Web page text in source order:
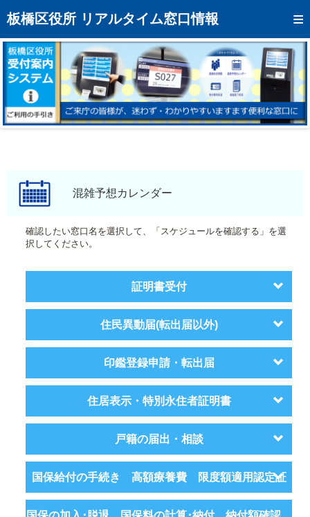
板橋区役所 リアルタイム窓口情報
トップページへ
混雑予想カレンダー
リアルタイム混雑状況
リアルタイム受付番号状況
メール通知登録
モバイルサイト
区役所フロアマップ
混雑予想カレンダー
確認したい窓口名を選択して、「スケジュールを確認する」を選
択してください。
証明書受付
住民異動届(転出届以外)
印鑑登録申請・転出届
住居表示・特別永住者証明書
戸籍の届出・相談
国保給付の手続き 高額療養費 限度額適用認定証